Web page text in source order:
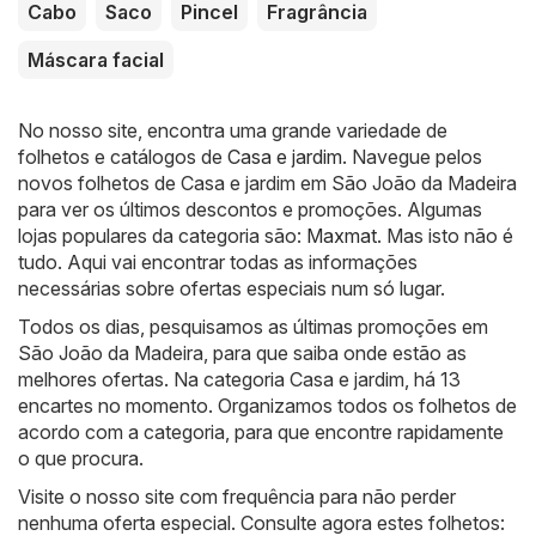
Cabo
Saco Pincel
Fragrância
Máscara facial
No nosso site, encontra uma grande variedade de
folhetos e catálogos de Casa e jardim. Navegue pelos
novos folhetos de Casa e jardim em São João da Madeira
para ver os últimos descontos e promoções. Algumas
lojas populares da categoria são: Maxmat. Mas isto não é
tudo. Aqui vai encontrar todas as informações
necessárias sobre ofertas especiais num só lugar.
Todos os dias, pesquisamos as últimas promoções em
São João da Madeira, para que saiba onde estão as
melhores ofertas. Na categoria Casa e jardim, há 13
encartes no momento. Organizamos todos os folhetos de
acordo com a categoria, para que encontre rapidamente
o que procura.
Visite o nosso site com frequência para não perder
nenhuma oferta especial. Consulte agora estes folhetos: